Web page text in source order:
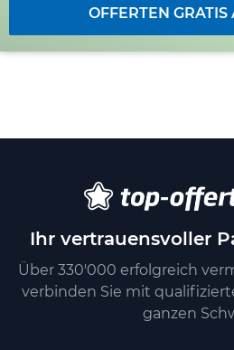
OFFERTEN GRATIS
Ihr vertrauensvoller
Über 330'000 erfolgreich
verbinden Sie mit
ganzen